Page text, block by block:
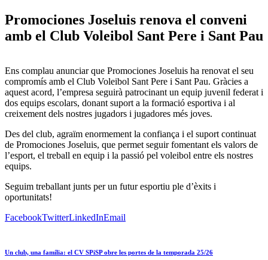
Promociones Joseluis renova el conveni
amb el Club Voleibol Sant Pere i Sant Pau
Ens complau anunciar que Promociones Joseluis ha renovat el seu
compromís amb el Club Voleibol Sant Pere i Sant Pau. Gràcies a
aquest acord, l’empresa seguirà patrocinant un equip juvenil federat i
dos equips escolars, donant suport a la formació esportiva i al
creixement dels nostres jugadors i jugadores més joves.
Des del club, agraïm enormement la confiança i el suport continuat
de Promociones Joseluis, que permet seguir fomentant els valors de
l’esport, el treball en equip i la passió pel voleibol entre els nostres
equips.
Seguim treballant junts per un futur esportiu ple d’èxits i
oportunitats!
FacebookTwitterLinkedInEmail
Un club, una família: el CV SPiSP obre les portes de la temporada 25/26